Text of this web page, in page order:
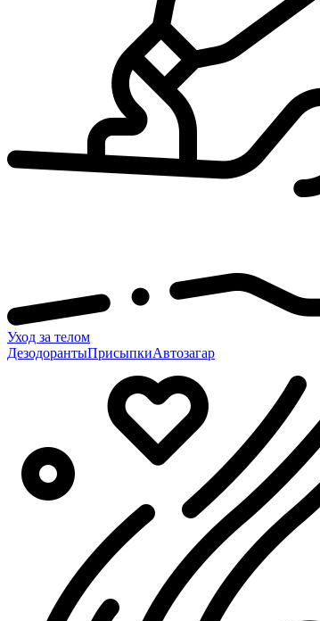
Уход за телом
ДезодорантыПрисыпкиАвтозагар